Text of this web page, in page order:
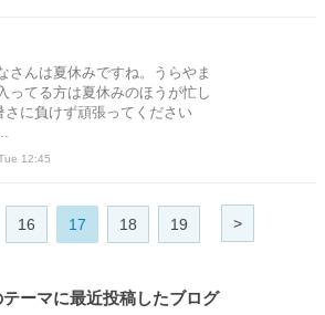
さんは夏休みですね。うらやま
ってる方は夏休みのほうが忙し
さに負けず頑張ってください
12:45
16 17 18 19 >
テーマに最近投稿したブログ